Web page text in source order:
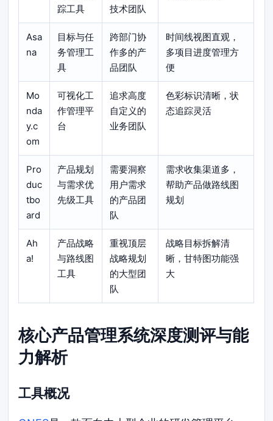
踪工具
技术团队
Asa
na
目标与任
务管理工
具
跨部门协
作多的产
品团队
时间线视图直观，
多项目进度管理方
便
Mo
nda
y.c
om
可视化工
作管理平
台
追求高度
自定义的
业务团队
色彩标识清晰，状
态追踪灵活
Pro
duc
tbo
ard
产品规划
与需求优
先级工具
需要洞察
用户需求
的产品团
队
需求收集渠道多，
帮助产品做路线图
规划
Ah
a!
产品战略
与路线图
工具
重视顶层
战略规划
的大型团
队
战略目标拆解清
晰，甘特图功能强
大
核心产品管理系统深度测评与能
力解析
工具概况